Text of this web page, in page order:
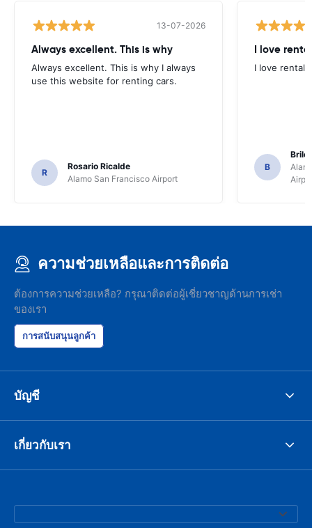
13-07-2026
Always excellent. This is why
Always excellent. This is why I always
use this website for renting cars.
R
Rosario Ricalde
Alamo San Francisco Airport
I love
I love rental
B
ความช่วยเหลือและการติดต่อ
ต้องการความช่วยเหลือ? กรุณาติดต่อผู้เชี่ยวชาญด้านการเช่า
ของเรา
การสนับสนุนลูกค้า
บัญชี
เกี่ยวกับเรา